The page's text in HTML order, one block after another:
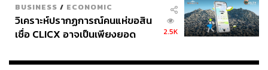
BUSINESS / ECONOMIC
วิเคราะห์ปรากฏการณ์คนแห่ขอสิน
เชื่อ CLICX อาจเป็นเพียงยอด
เรือนไทยที่ถูกซุกไว้
2.5K